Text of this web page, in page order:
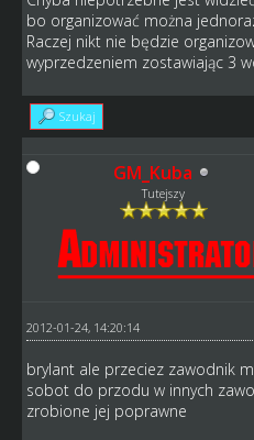
bo organizować można
Raczej nikt nie będzie
wyprzedzeniem zostawiając 3
Szukaj
GM_Kuba
Tutejszy
2012-01-24, 14:20:14
brylant ale przeciez zawodnik
sobot do przodu w innych
zrobione jej poprawne